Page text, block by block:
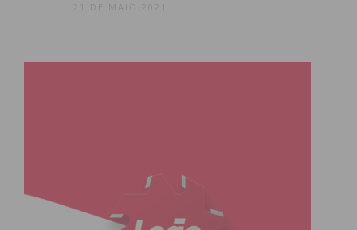
21 DE MAIO 2021